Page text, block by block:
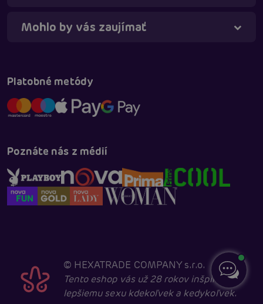
Mohlo by vás zaujímať
Platobné metódy
Poznáte nás z médií
© HEXATRADE COMPANY s.r.o.
Tento eshop vás už 28 rokov inšpiruje k
lepšiemu sexu kdekoľvek a kedykoľvek.